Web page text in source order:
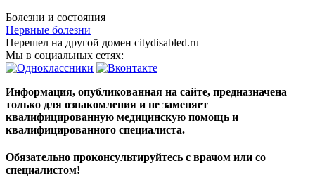
Болезни и состояния
Нервные болезни
Перешел на другой домен citydisabled.ru
Мы в социальных сетях:
Информация, опубликованная на сайте, предназначена
только для ознакомления и не заменяет
квалифицированную медицинскую помощь и
квалифицированного специалиста.
Обязательно проконсультируйтесь с врачом или со
специалистом!